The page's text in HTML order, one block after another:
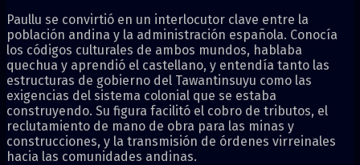
Paullu se convirtió en un interlocutor clave entre la
población andina y la administración española. Conocía
los códigos culturales de ambos mundos, hablaba
quechua y aprendió el castellano, y entendía tanto las
estructuras de gobierno del Tawantinsuyu como las
exigencias del sistema colonial que se estaba
construyendo. Su figura facilitó el cobro de tributos, el
reclutamiento de mano de obra para las minas y
construcciones, y la transmisión de órdenes virreinales
hacia las comunidades andinas.